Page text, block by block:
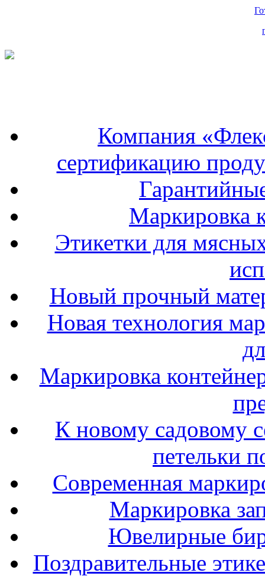
Компания
сертификацию
Маркировка
Этикетки для
Новый прочный
Новая технология
Маркировка
К новому садовому
петельки
Современная
Маркировка
Ювелирные
Поздравительные